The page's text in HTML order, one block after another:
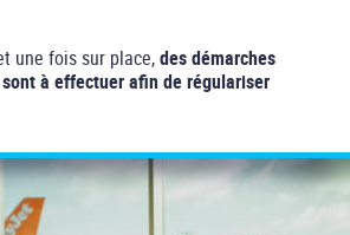
une fois sur place,des démarches
à effectuer afin de régulariser